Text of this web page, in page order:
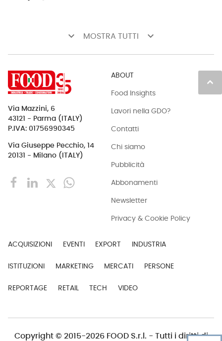
keyboard_arrow_down MOSTRA TUTTI keyboard_arrow_down
keyboard_arrow_up
Via Mazzini, 6
43121 - Parma (ITALY)
P.IVA: 01756990345
Via Giuseppe Pecchio, 14
20131 - Milano (ITALY)
ABOUT
Food Insights
Lavori nella GDO?
Contatti
Chi siamo
Pubblicità
Abbonamenti
Newsletter
Privacy & Cookie Policy
ACQUISIZIONI EVENTI EXPORT INDUSTRIA
ISTITUZIONI MARKETING MERCATI PERSONE
REPORTAGE RETAIL TECH VIDEO
Copyright © 2015-2026 FOOD S.r.l. - Tutti i diritti di